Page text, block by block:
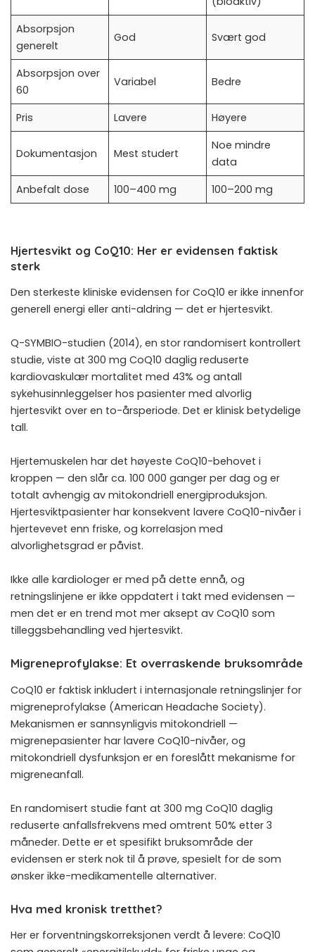
Absorpsjon
generelt
God Svært god
Absorpsjon over
60
Variabel Bedre
Pris Lavere Høyere
Dokumentasjon Mest studert
Noe mindre
data
Anbefalt dose
100–400 mg 100–200 mg
Hjertesvikt og CoQ10: Her er evidensen faktisk
sterk
Den sterkeste kliniske evidensen for CoQ10 er ikke innenfor
generell energi eller anti-aldring — det er hjertesvikt.
Q-SYMBIO-studien (2014), en stor randomisert kontrollert
studie, viste at 300 mg CoQ10 daglig reduserte
kardiovaskulær mortalitet med 43% og antall
sykehusinnleggelser hos pasienter med alvorlig
hjertesvikt over en to-årsperiode. Det er klinisk betydelige
tall.
Hjertemuskelen har det høyeste CoQ10-behovet i
kroppen — den slår ca. 100 000 ganger per dag og er
totalt avhengig av mitokondriell energiproduksjon.
Hjertesviktpasienter har konsekvent lavere CoQ10-nivåer i
hjertevevet enn friske, og korrelasjon med
alvorlighetsgrad er påvist.
Ikke alle kardiologer er med på dette ennå, og
retningslinjene er ikke oppdatert i takt med evidensen —
men det er en trend mot mer aksept av CoQ10 som
tilleggsbehandling ved hjertesvikt.
Migreneprofylakse: Et overraskende bruksområde
CoQ10 er faktisk inkludert i internasjonale retningslinjer for
migreneprofylakse (American Headache Society).
Mekanismen er sannsynligvis mitokondriell —
migrenepasienter har lavere CoQ10-nivåer, og
mitokondriell dysfunksjon er en foreslått mekanisme for
migreneanfall.
En randomisert studie fant at 300 mg CoQ10 daglig
reduserte anfallsfrekvens med omtrent 50% etter 3
måneder. Dette er et spesifikt bruksområde der
evidensen er sterk nok til å prøve, spesielt for de som
ønsker ikke-medikamentelle alternativer.
Hva med kronisk tretthet?
Her er forventningskorreksjonen verdt å levere: CoQ10